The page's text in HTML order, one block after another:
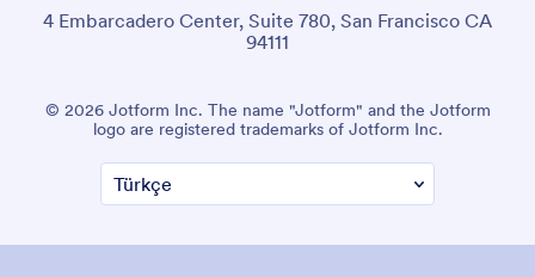
4 Embarcadero Center, Suite 780, San Francisco CA
94111
© 2026 Jotform Inc. The name "Jotform" and the Jotform
logo are registered trademarks of Jotform Inc.